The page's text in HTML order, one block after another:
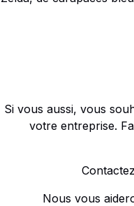
Si vous aussi, vous
votre entreprise.
Nous vous